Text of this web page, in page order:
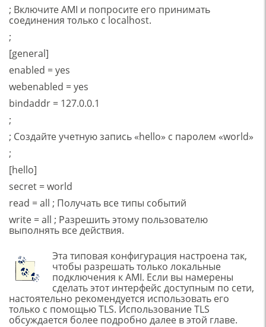
; Включите AMI и попросите его принимать
соединения только с localhost.
;
[general]
enabled = yes
webenabled = yes
bindaddr = 127.0.0.1
;
; Создайте учетную запись «hello» с паролем «world»
;
[hello]
secret = world
read = all ; Получать все типы событий
write = all ; Разрешить этому пользователю
выполнять все действия.
Эта типовая конфигурация настроена так,
чтобы разрешать только локальные
подключения к AMI. Если вы намерены
сделать этот интерфейс доступным по сети,
настоятельно рекомендуется использовать его
только с помощью TLS. Использование TLS
обсуждается более подробно далее в этой главе.